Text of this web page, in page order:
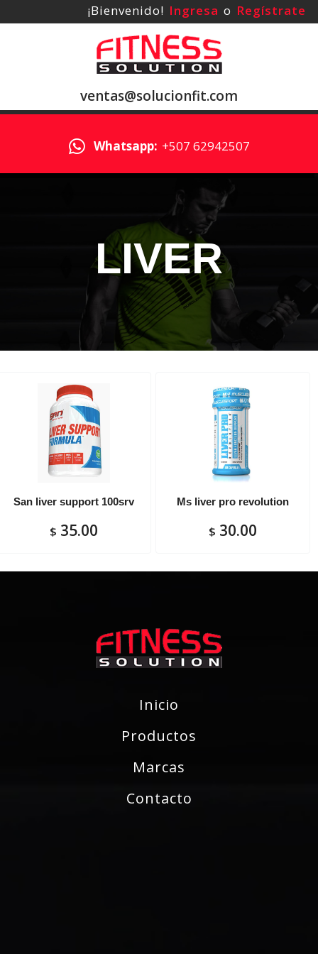
¡Bienvenido! Ingresa o Regístrate
ventas@solucionfit.com
Whatsapp: +507 62942507
LIVER
San liver support 100srv
$ 35.00
Ms liver pro revolution
$ 30.00
Inicio
Productos
Marcas
Contacto